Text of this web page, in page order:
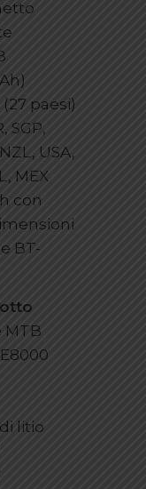
paesi)
SGP,
USA,
MEX
con
BT-
MTB
litio